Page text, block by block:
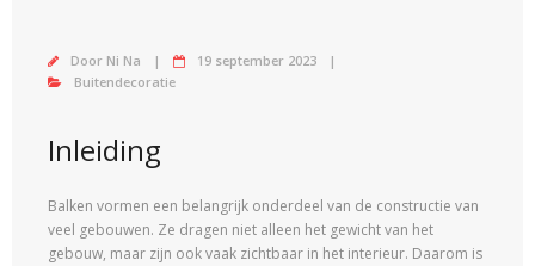
Door Ni Na
19 september 2023
Buitendecoratie
Inleiding
Balken vormen een belangrijk onderdeel van de constructie van
veel gebouwen. Ze dragen niet alleen het gewicht van het
gebouw, maar zijn ook vaak zichtbaar in het interieur. Daarom is